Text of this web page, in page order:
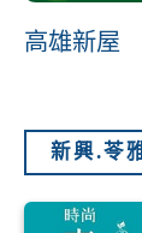
高雄新屋
新興.苓